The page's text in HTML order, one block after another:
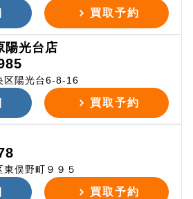
買取予約
陽光台店
区陽光台6-8-16
買取予約
俣野町９９５
買取予約